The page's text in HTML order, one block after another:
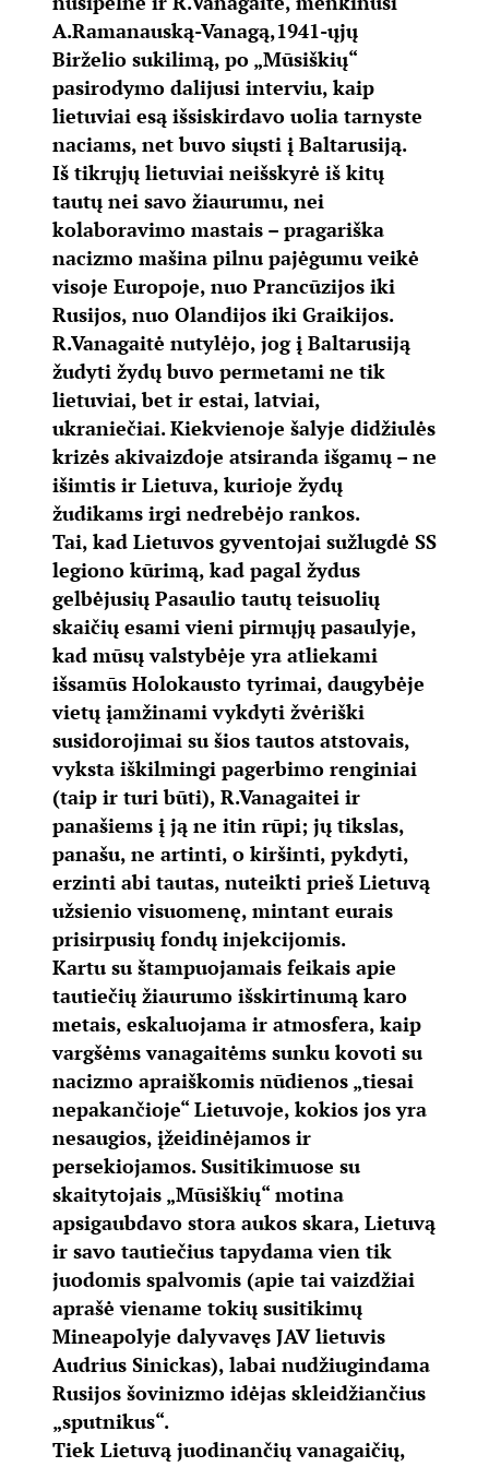
A.Ramanauską-Vanagą,1941-ųjų
Birželio sukilimą, po „Mūsiškių“
pasirodymo dalijusi interviu, kaip
lietuviai esą išsiskirdavo uolia tarnyste
naciams, net buvo siųsti į Baltarusiją.
Iš tikrųjų lietuviai neišskyrė iš kitų
tautų nei savo žiaurumu, nei
kolaboravimo mastais – pragariška
nacizmo mašina pilnu pajėgumu veikė
visoje Europoje, nuo Prancūzijos iki
Rusijos, nuo Olandijos iki Graikijos.
R.Vanagaitė nutylėjo, jog į Baltarusiją
žudyti žydų buvo permetami ne tik
lietuviai, bet ir estai, latviai,
ukraniečiai. Kiekvienoje šalyje didžiulės
krizės akivaizdoje atsiranda išgamų – ne
išimtis ir Lietuva, kurioje žydų
žudikams irgi nedrebėjo rankos.
Tai, kad Lietuvos gyventojai sužlugdė SS
legiono kūrimą, kad pagal žydus
gelbėjusių Pasaulio tautų teisuolių
skaičių esami vieni pirmųjų pasaulyje,
kad mūsų valstybėje yra atliekami
išsamūs Holokausto tyrimai, daugybėje
vietų įamžinami vykdyti žvėriški
susidorojimai su šios tautos atstovais,
vyksta iškilmingi pagerbimo renginiai
(taip ir turi būti), R.Vanagaitei ir
panašiems į ją ne itin rūpi; jų tikslas,
panašu, ne artinti, o kiršinti, pykdyti,
erzinti abi tautas, nuteikti prieš Lietuvą
užsienio visuomenę, mintant eurais
prisirpusių fondų injekcijomis.
Kartu su štampuojamais feikais apie
tautiečių žiaurumo išskirtinumą karo
metais, eskaluojama ir atmosfera, kaip
vargšėms vanagaitėms sunku kovoti su
nacizmo apraiškomis nūdienos „tiesai
nepakančioje“ Lietuvoje, kokios jos yra
nesaugios, įžeidinėjamos ir
persekiojamos. Susitikimuose su
skaitytojais „Mūsiškių“ motina
apsigaubdavo stora aukos skara, Lietuvą
ir savo tautiečius tapydama vien tik
juodomis spalvomis (apie tai vaizdžiai
aprašė viename tokių susitikimų
Mineapolyje dalyvavęs JAV lietuvis
Audrius Sinickas), labai nudžiugindama
Rusijos šovinizmo idėjas skleidžiančius
„sputnikus“.
Tiek Lietuvą juodinančių vanagaičių,